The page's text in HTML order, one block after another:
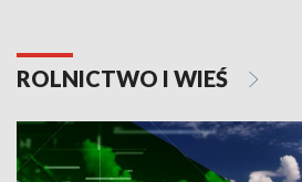
ROLNICTWO I WIEŚ